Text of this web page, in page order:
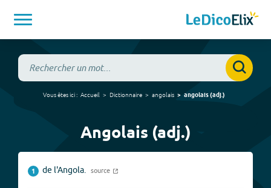
Vous êtes ici : Accueil Dictionnaire angolais angolais(adj.)
Angolais (adj.)
1 de l'Angola. source